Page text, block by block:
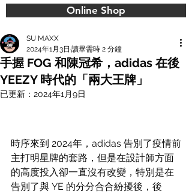
Online Shop
手握 FOG 和陳冠希，adidas 在後
YEEZY 時代的「兩大王牌」
SU MAXX
2024年1月3日 讀畢需時 2 分鐘
已更新： 2024年1月9日
時序來到 2024年，adidas 告別了疫情前
主打明星牌的套路，但是在設計師方面
的高度投入卻一直沒有改變，特別是在
告別了與 YE 的分分合合紛擾後，後